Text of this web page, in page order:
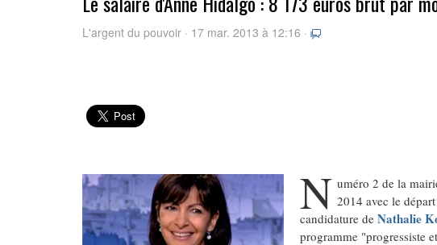
L'argent du pouvoir · 17 mar. 2013 à 12:16 ·
N uméro 2 de la
2014 avec le
candidature de Nathalie
programme "progressiste